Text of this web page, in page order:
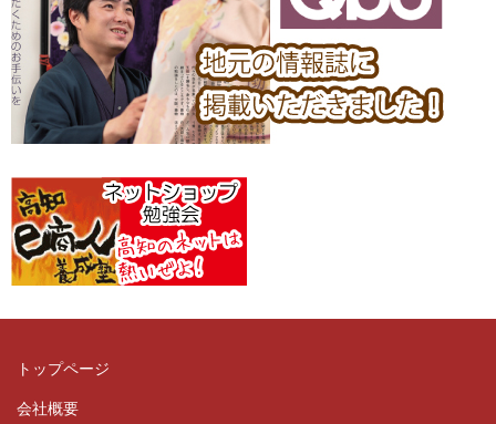
トップページ
会社概要